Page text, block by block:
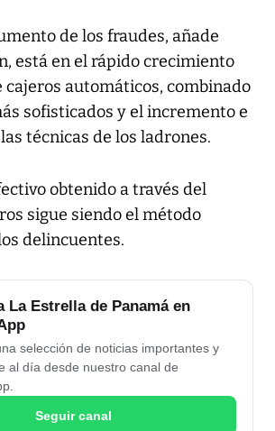
de los fraudes, añade
está en el rápido crecimiento
cajeros automáticos, combinado
sofisticados y el incremento e
técnicas de los ladrones.
obtenido a través del
sigue siendo el método
delincuentes.
La Estrella de Panamá en
selección de noticias importantes y
al día desde nuestro canal de
Seguir canal